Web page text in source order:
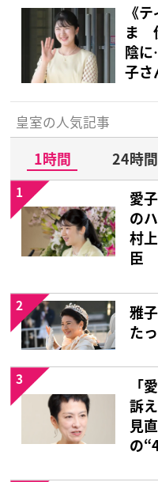
《
ま
陰
子さ
皇室の人気記事
1時間 24時間
愛
の
村
臣
1
雅
た
2
「
訴
見
の
3